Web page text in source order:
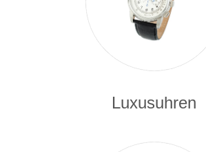
Luxusuhren